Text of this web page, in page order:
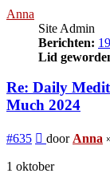
Anna
Site Admin
Berichten:
Lid
Re: Daily
Much 2024
#635 Bericht
door Anna
1 oktober